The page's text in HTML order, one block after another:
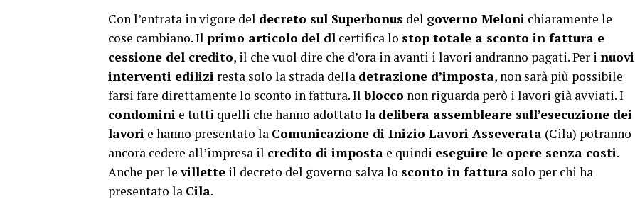
Con l’entrata in vigore del decreto sul Superbonus del governo Meloni chiaramente le
cose cambiano. Il primo articolo del dl certifica lo stop totale a sconto in fattura e
cessione del credito, il che vuol dire che d’ora in avanti i lavori andranno pagati. Per i nuovi
interventi edilizi resta solo la strada della detrazione d’imposta, non sarà più possibile
farsi fare direttamente lo sconto in fattura. Ilblocco non riguarda però i lavori già avviati. I
condomini e tutti quelli che hanno adottato la delibera assembleare sull’esecuzione dei
lavori e hanno presentato la Comunicazione di Inizio Lavori Asseverata (Cila) potranno
ancora cedere all’impresa il credito di imposta e quindi eseguire le opere senza costi.
Anche per levillette il decreto del governo salva lo sconto in fattura solo per chi ha
presentato la Cila.